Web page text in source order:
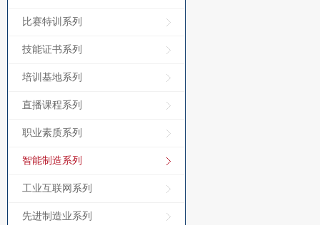
比赛特训系列
技能证书系列
培训基地系列
直播课程系列
职业素质系列
智能制造系列
工业互联网系列
先进制造业系列